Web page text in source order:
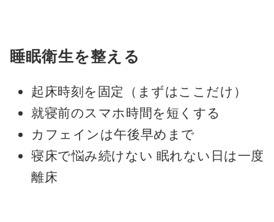
睡眠衛生を整える
起床時刻を固定（まずはここだけ）
就寝前のスマホ時間を短くする
カフェインは午後早めまで
寝床で悩み続けない 眠れない日は一度
離床